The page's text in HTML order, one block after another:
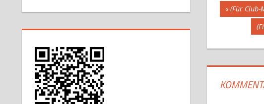
Vorheriger
Beitrag:
(Für Club-